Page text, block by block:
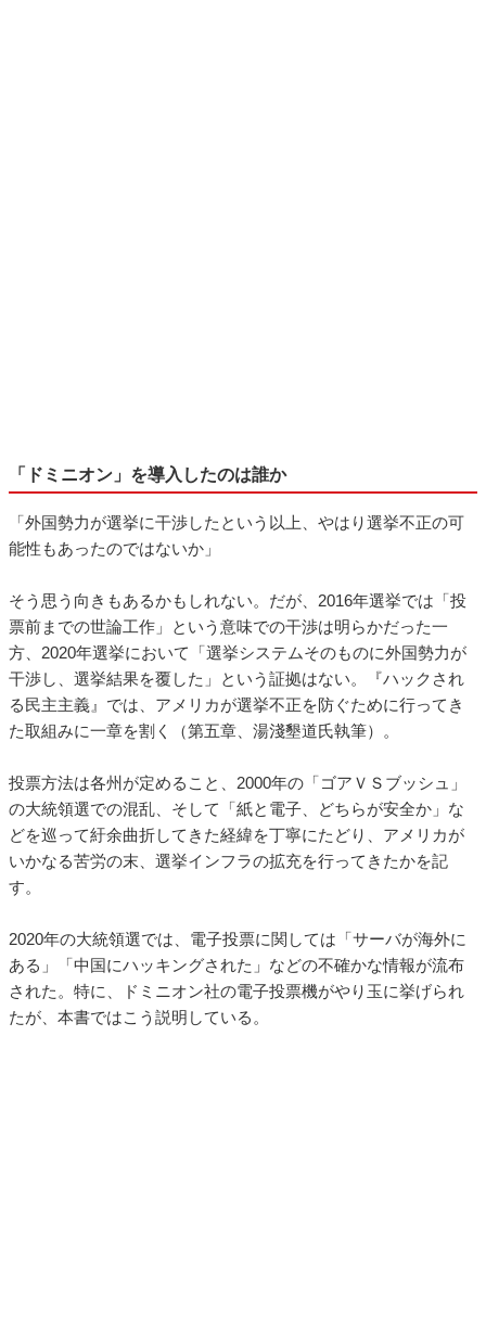
「ドミニオン」を導入したのは誰か
「外国勢力が選挙に干渉したという以上、やはり選挙不正の可
能性もあったのではないか」
そう思う向きもあるかもしれない。だが、2016年選挙では「投
票前までの世論工作」という意味での干渉は明らかだった一
方、2020年選挙において「選挙システムそのものに外国勢力が
干渉し、選挙結果を覆した」という証拠はない。『ハックされ
る民主主義』では、アメリカが選挙不正を防ぐために行ってき
た取組みに一章を割く（第五章、湯淺墾道氏執筆）。
投票方法は各州が定めること、2000年の「ゴアＶＳブッシュ」
の大統領選での混乱、そして「紙と電子、どちらが安全か」な
どを巡って紆余曲折してきた経緯を丁寧にたどり、アメリカが
いかなる苦労の末、選挙インフラの拡充を行ってきたかを記
す。
2020年の大統領選では、電子投票に関しては「サーバが海外に
ある」「中国にハッキングされた」などの不確かな情報が流布
された。特に、ドミニオン社の電子投票機がやり玉に挙げられ
たが、本書ではこう説明している。